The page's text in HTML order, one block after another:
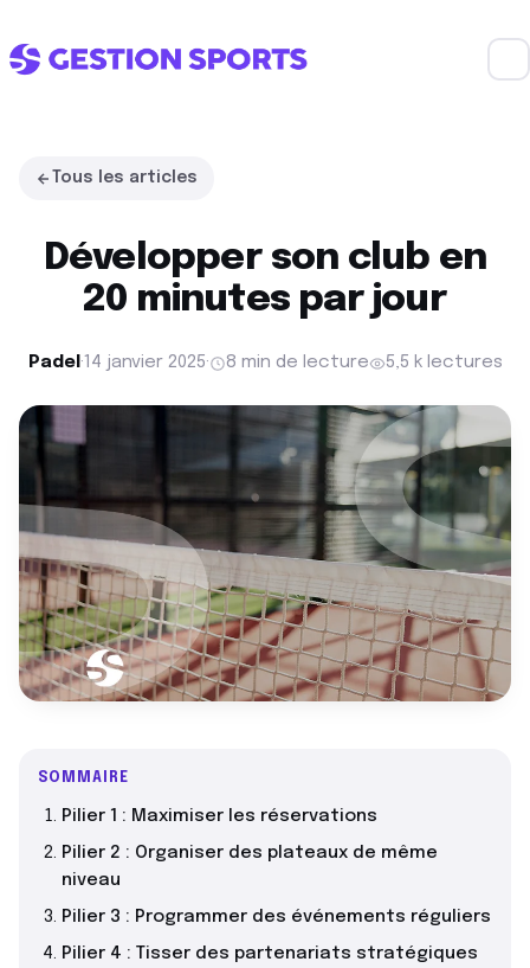
Tous les articles
Développer son club en
20 minutes par jour
Padel ·14 janvier 2025· 8 min de lecture 5,5 k lectures
SOMMAIRE
Pilier 1 : Maximiser les réservations
Pilier 2 : Organiser des plateaux de même
niveau
Pilier 3 : Programmer des événements réguliers
Pilier 4 : Tisser des partenariats stratégiques